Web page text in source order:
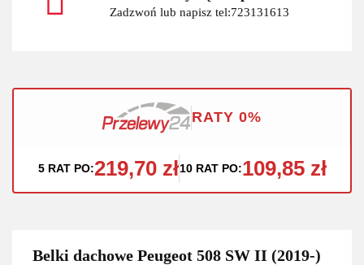
Zadzwoń lub napisz tel:723131613
RATY 0%
5 RAT PO:219,70 zł10 RAT PO:109,85 zł
Belki dachowe Peugeot 508 SW II (2019-)